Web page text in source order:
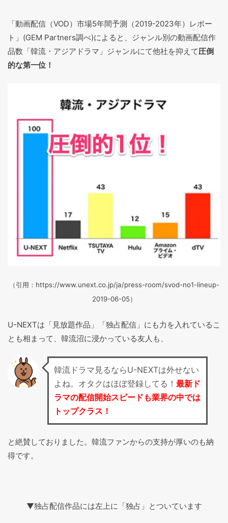
「動画配信（VOD）市場5年間予測（2019-2023年）レポー
ト」(GEM Partners調べ)によると、ジャンル別の動画配信作
品数「韓流・アジアドラマ」ジャンルにて他社を抑えて圧倒
的な第一位！
（引用：https://www.unext.co.jp/ja/press-room/svod-no1-lineup-
2019-06-05）
U-NEXTは「見放題作品」「独占配信」にも力を入れているこ
とも相まって、韓流沼に浸かっている友人も、
韓流ドラマ見るならU-NEXTは外せない
よね。オタクはほぼ登録してる！ 最新ド
ラマの配信開始スピードも業界の中では
トップクラス！
と絶賛しておりました。韓流ファンからの支持が厚いのも納
得です。
▼独占配信作品には左上に「独占」とついています